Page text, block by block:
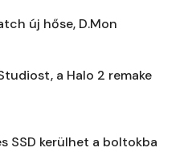
új hőse, D.Mon
a Halo 2 remake
SSD kerülhet a boltokba